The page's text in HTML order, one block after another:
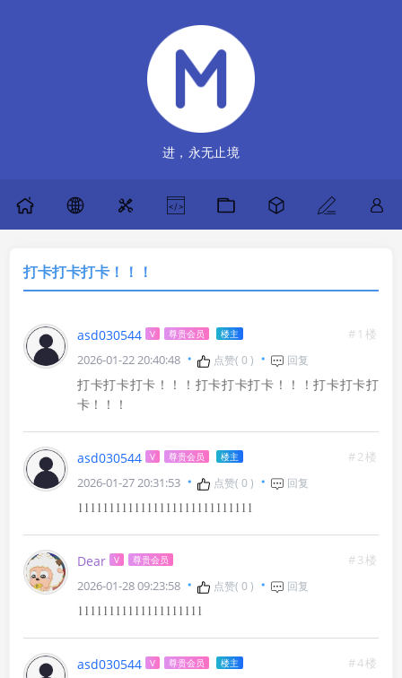
进，永无止境
打卡打卡打卡！！！
asd030544 V 尊贵会员 楼主
#1楼
2026-01-22 20:40:48
点赞( 0 ) 回复
打卡打卡打卡！！！打卡打卡打卡！！！打卡打卡打
卡！！！
asd030544 V 尊贵会员 楼主
#2楼
2026-01-27 20:31:53
点赞( 0 ) 回复
1111111111111111111111111111
Dear V 尊贵会员
#3楼
2026-01-28 09:23:58
点赞( 0 ) 回复
11111111111111111111
asd030544 V 尊贵会员 楼主
#4楼